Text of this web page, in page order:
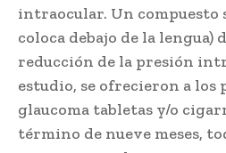
intraocular. Un compuesto
coloca debajo de la lengua)
reducción de la presión
estudio, se ofrecieron a los
glaucoma tabletas y/o
término de nueve meses,